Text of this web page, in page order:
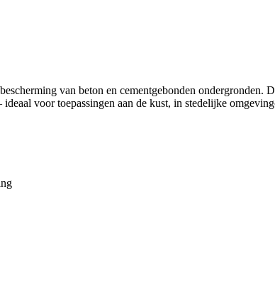
van beton en cementgebonden ondergronden.
voor toepassingen aan de kust, in stedelijke